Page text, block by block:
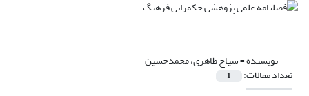
نویسنده =سیاح طاهری، محمدحسین
تعداد مقالات: 1